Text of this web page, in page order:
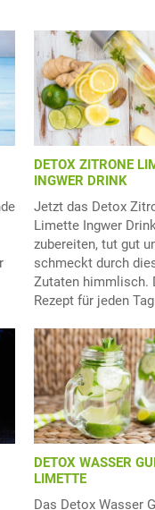
DETOX ZITRONE
INGWER DRINK
Jetzt das Detox
Limette Ingwer
zubereiten, tut gut
schmeckt durch
Zutaten himmlisch.
Rezept für jeden
DETOX WASSER
LIMETTE
Das Detox Wasser